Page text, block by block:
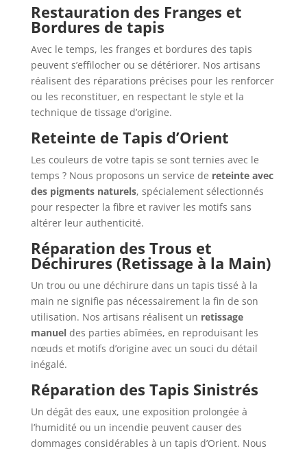
Restauration des Franges et
Bordures de tapis
Avec le temps, les franges et bordures des tapis
peuvent s’effilocher ou se détériorer. Nos artisans
réalisent des réparations précises pour les renforcer
ou les reconstituer, en respectant le style et la
technique de tissage d’origine.
Reteinte de Tapis d’Orient
Les couleurs de votre tapis se sont ternies avec le
temps ? Nous proposons un service de reteinte avec
des pigments naturels, spécialement sélectionnés
pour respecter la fibre et raviver les motifs sans
altérer leur authenticité.
Réparation des Trous et
Déchirures (Retissage à la Main)
Un trou ou une déchirure dans un tapis tissé à la
main ne signifie pas nécessairement la fin de son
utilisation. Nos artisans réalisent un retissage
manueldes parties abîmées, en reproduisant les
nœuds et motifs d’origine avec un souci du détail
inégalé.
Réparation des Tapis Sinistrés
Un dégât des eaux, une exposition prolongée à
l’humidité ou un incendie peuvent causer des
dommages considérables à un tapis d’Orient. Nous